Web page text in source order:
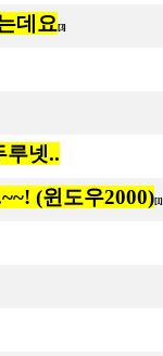
데요 [3]
루넷..
(윈도우2000)[1]